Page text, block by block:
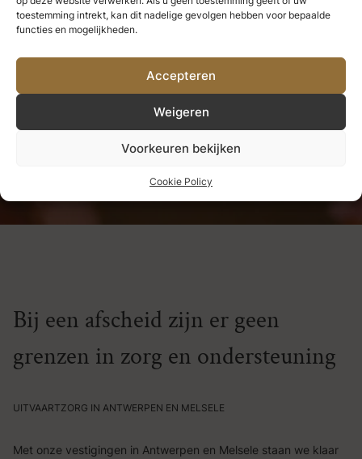
toestemming intrekt, kan dit nadelige gevolgen hebben voor bepaalde
functies en mogelijkheden.
Accepteren
Weigeren
Voorkeuren bekijken
Cookie Policy
we nooit verliezen.Alles wat we
diep liefhebben, wordt een deel
van ons.
Helen Keller
UITVAARTZORG IN ANTWERPEN EN MELSELE
Bij een afscheid zijn er geen
grenzen in zorg en ondersteuning
Met onze vestigingen in Antwerpen en Melsele staan we klaar